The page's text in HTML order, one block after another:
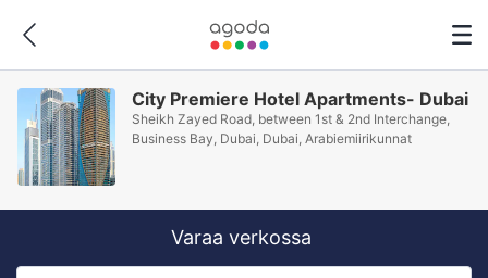
City Premiere Hotel Apartments- Dubai
Sheikh Zayed Road, between 1st & 2nd Interchange,
Business Bay, Dubai, Dubai, Arabiemiirikunnat
Varaa verkossa